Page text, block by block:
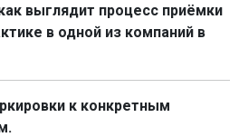
выглядит процесс приёмки
в одной из компаний в
к конкретным